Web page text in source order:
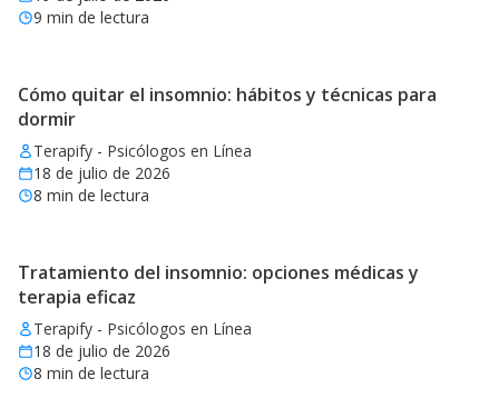
9 min de lectura
Cómo quitar el insomnio: hábitos y técnicas para
dormir
Terapify - Psicólogos en Línea
18 de julio de 2026
8 min de lectura
Tratamiento del insomnio: opciones médicas y
terapia eficaz
Terapify - Psicólogos en Línea
18 de julio de 2026
8 min de lectura